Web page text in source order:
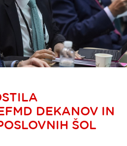
DEKANOV IN
ŠOL